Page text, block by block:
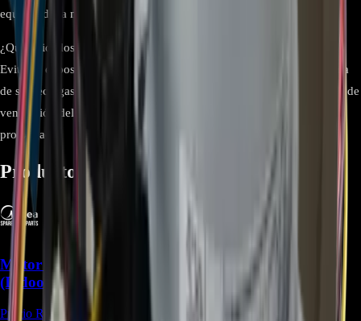
equipos de la marca.
¿Qué cuidados se deben tener durante su uso?
Evitar la exposición directa a la humedad externa, proteger el sistema
de sobrecargas eléctricas y realizar mantenimiento regular al sistema de
ventilación del refrigerador para garantizar un funcionamiento
prolongado.
Productos relacionados
Motor Blower 11002012001871 para Aire Midea
(Indoor) - REP-942
Precio Regular: $